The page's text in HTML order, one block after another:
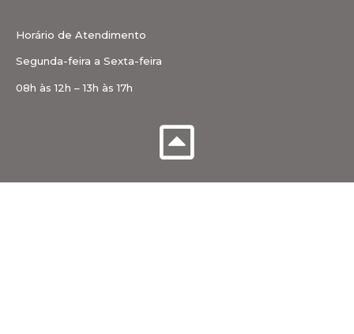
Horário de Atendimento
Segunda-feira a Sexta-feira
08h às 12h – 13h às 17h